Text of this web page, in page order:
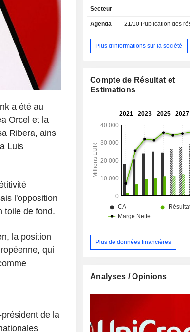
a été au
Orcel et la
Ribera, ainsi
Luis
l'opposition
toile de fond.
la position
qui
de la
intermédiation boursière, etc. ; - autres (4,2%). A
d'encours de dépôts et 433,5
produits et services est assurée au
réseau de 3 075 agences
intragroupe) est la suivante :
Allemagne (21,9%), Europe centrale
Secteur
Agenda 21/10 Publication des résultats
Plus d'informations sur la société
Compte de Résultat et
Estimations
Plus de données financières
Analyses / Opinions